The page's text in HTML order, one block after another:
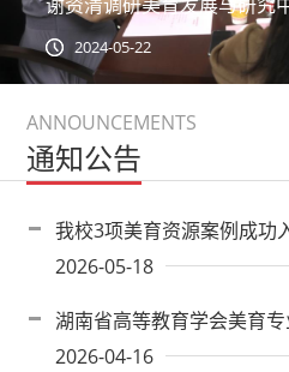
ANNOUNCEMENTS
通知公告
我校3项美育资源案例成功
2026-05-18
湖南省高等教育学会美育
展”学术研讨会通知
2026-04-16
湖南师范大学美育中心教
中荣获5个奖项
2025-09-01